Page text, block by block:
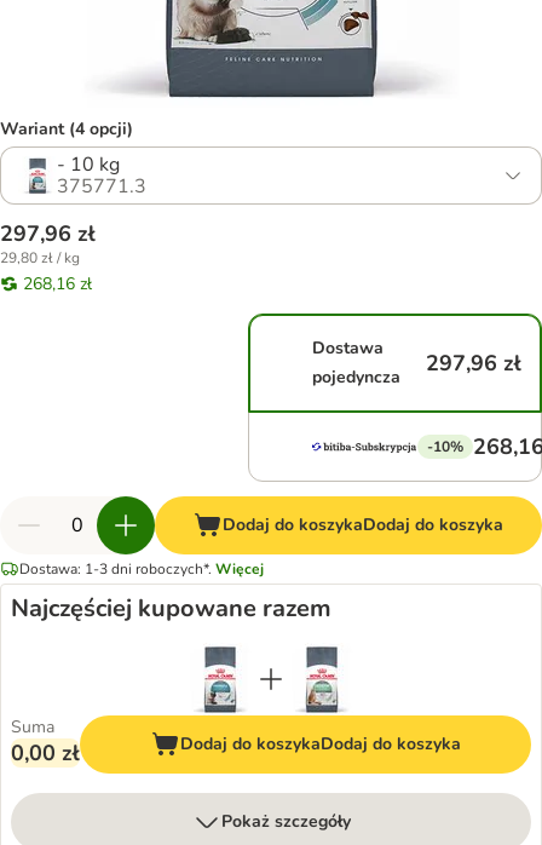
Wariant (4 opcji)
- 10 kg
375771.3
297,96 zł
29,80 zł / kg
268,16 zł
Dostawa
pojedyncza
297,96 zł
-10%
Dodaj do koszykaDodaj do koszyka
Dostawa: 1-3 dni roboczych*. Więcej
Najczęściej kupowane razem
Suma
0,00 zł Dodaj do koszykaDodaj do koszyka
Pokaż szczegóły